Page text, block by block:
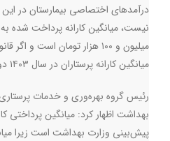
درآمدهای اختصاصی بیمارستان در
میلیون و ۱۰۰ هزار تومان است
میانگین کارانه پرستاران در سال ۱۴۰۳ دو میلیون و ۶۰۰ هزار تومان بود.
رئیس گروه بهره‌وری و خدمات
بهداشت اظهار کرد:‌ میانگین پرداختی